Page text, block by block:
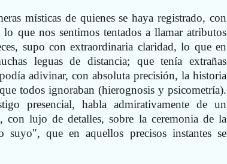
místicas de quienes se haya registrado, con
lo que nos sentimos tentados a llamar atributos
supo con extraordinaria claridad, lo que en
leguas de distancia; que tenía extrañas
adivinar, con absoluta precisión, la historia
todos ignoraban (hierognosis y psicometría).
presencial, habla admirativamente de un
con lujo de detalles, sobre la ceremonia de la
suyo", que en aquellos precisos instantes se